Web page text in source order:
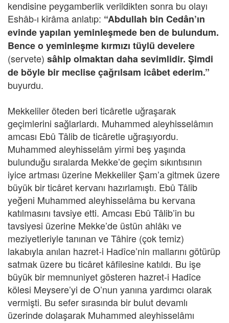
kendisine peygamberlik verildikten sonra bu olayı
Eshâb-ı kirâma anlatıp: “Abdullah bin Cedân’ın
evinde yapılan yeminleşmede ben de bulundum.
Bence o yeminleşme kırmızı tüylü develere
(servete) sâhip olmaktan daha sevimlidir. Şimdi
de böyle bir meclise çağrılsam icâbet ederim.”
buyurdu.
Mekkeliler öteden beri ticâretle uğraşarak
geçimlerini sağlarlardı. Muhammed aleyhisselâmın
amcası Ebû Tâlib de ticâretle uğraşıyordu.
Muhammed aleyhisselâm yirmi beş yaşında
bulunduğu sıralarda Mekke’de geçim sıkıntısının
iyice artması üzerine Mekkeliler Şam’a gitmek üzere
büyük bir ticâret kervanı hazırlamıştı. Ebû Tâlib
yeğeni Muhammed aleyhisselâma bu kervana
katılmasını tavsiye etti. Amcası Ebû Tâlib’in bu
tavsiyesi üzerine Mekke’de üstün ahlâkı ve
meziyetleriyle tanınan ve Tâhire (çok temiz)
lakabıyla anılan hazret-i Hadîce’nin mallarını götürüp
satmak üzere bu ticâret kâfilesine katıldı. Bu işe
büyük bir memnuniyet gösteren hazret-i Hadîce
kölesi Meysere’yi de O’nun yanına yardımcı olarak
vermişti. Bu sefer sırasında bir bulut devamlı
üzerinde dolaşarak Muhammed aleyhisselâmı